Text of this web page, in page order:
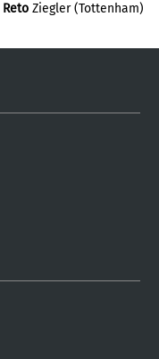
Reto Ziegler (Tottenham)